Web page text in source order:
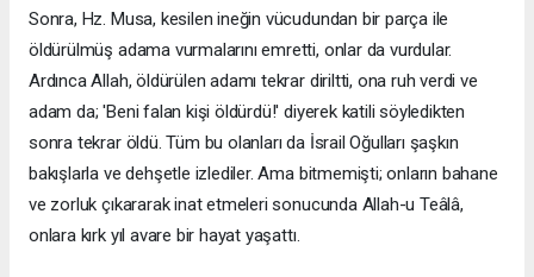
Sonra, Hz. Musa, kesilen ineğin vücudundan bir parça ile
öldürülmüş adama vurmalarını emretti, onlar da vurdular.
Ardınca Allah, öldürülen adamı tekrar diriltti, ona ruh verdi ve
adam da; 'Beni falan kişi öldürdü!' diyerek katili söyledikten
sonra tekrar öldü. Tüm bu olanları da İsrail Oğulları şaşkın
bakışlarla ve dehşetle izlediler. Ama bitmemişti; onların bahane
ve zorluk çıkararak inat etmeleri sonucunda Allah-u Teâlâ,
onlara kırk yıl avare bir hayat yaşattı.